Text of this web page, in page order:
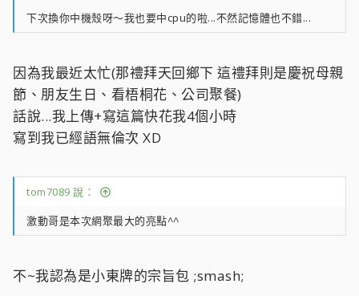
下次換你中機殼呀～我也要中cpu的啦...不然記憶體也不錯...
因為我最近太忙(那禮拜天回鄉下 這禮拜則是慶祝母親
節、朋友生日、看梧桐花、公司聚餐)
話說...我上傳+寫這篇快花我4個小時
寫到我已經語無倫次 XD
tom7089 說：
激動哥是本次網聚最大的亮點^^
不~我認為是小東牌的宗旨包 ;smash;